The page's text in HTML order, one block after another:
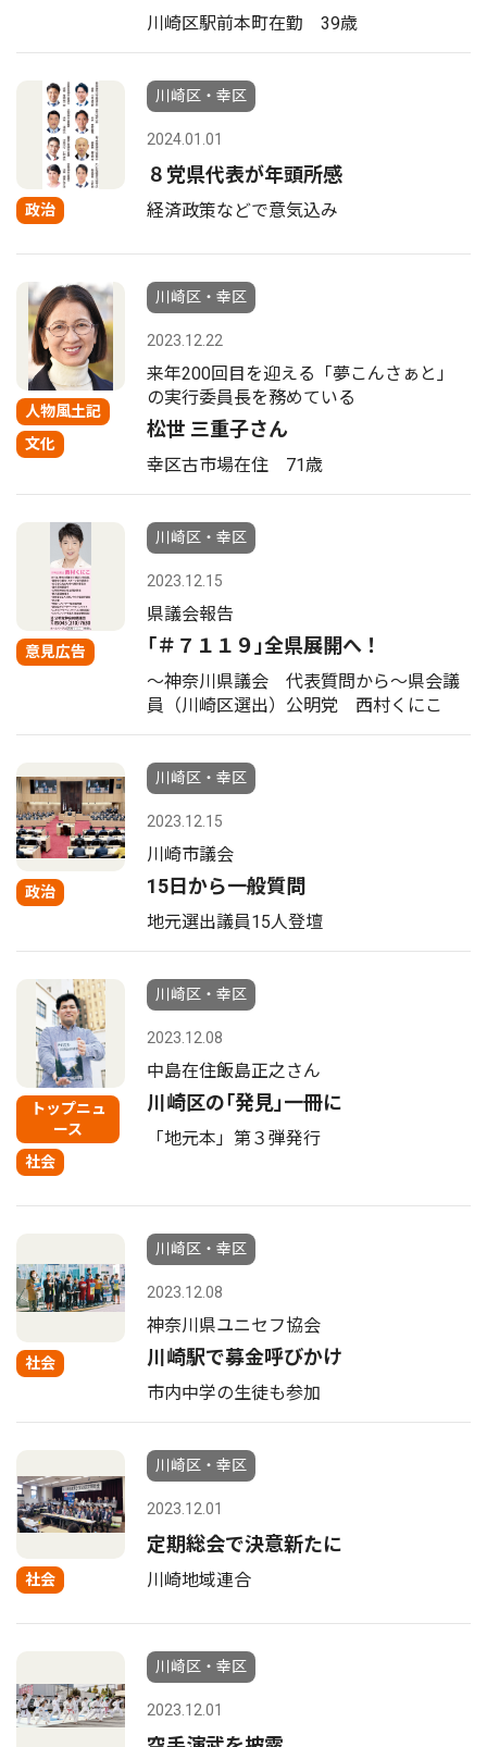
川崎区駅前本町在勤 39歳
政治
川崎区・幸区
2024.01.01
８党県代表が年頭所感
経済政策などで意気込み
人物風土記
文化
川崎区・幸区
2023.12.22
来年200回目を迎える「夢こんさぁと」
の実行委員長を務めている
松世 三重子さん
幸区古市場在住 71歳
意見広告
川崎区・幸区
2023.12.15
県議会報告
｢＃７１１９｣全県展開へ！
〜神奈川県議会 代表質問から〜県会議
員（川崎区選出）公明党 西村くにこ
政治
川崎区・幸区
2023.12.15
川崎市議会
15日から一般質問
地元選出議員15人登壇
トップニュ
ース
社会
川崎区・幸区
2023.12.08
中島在住飯島正之さん
川崎区の｢発見｣一冊に
「地元本」第３弾発行
社会
川崎区・幸区
2023.12.08
神奈川県ユニセフ協会
川崎駅で募金呼びかけ
市内中学の生徒も参加
社会
川崎区・幸区
2023.12.01
定期総会で決意新たに
川崎地域連合
川崎区・幸区
2023.12.01